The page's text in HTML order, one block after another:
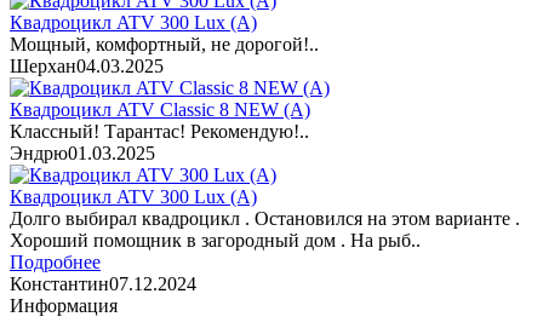
Квадроцикл ATV 300 Lux (A)
Мощный, комфортный, не дорогой!..
Шерхан04.03.2025
Квадроцикл ATV Classic 8 NEW (A)
Классный! Тарантас! Рекомендую!..
Эндрю01.03.2025
Квадроцикл ATV 300 Lux (A)
Долго выбирал квадроцикл . Остановился на этом варианте .
Хороший помощник в загородный дом . На рыб..
Подробнее
Константин07.12.2024
Информация